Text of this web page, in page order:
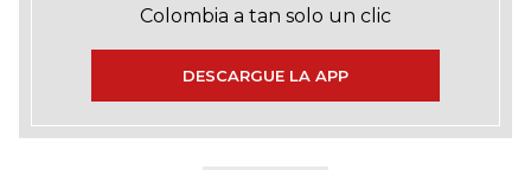
Colombia a tan solo un clic
DESCARGUE LA APP